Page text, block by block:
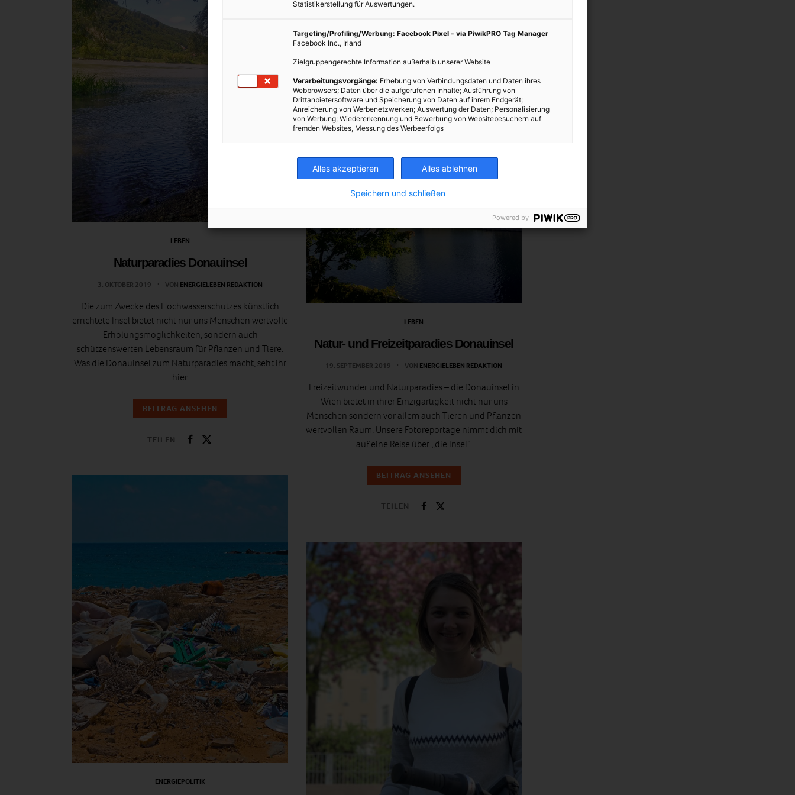
LEBEN
Naturparadies Donauinsel
3. OKTOBER 2019 VON ENERGIELEBEN REDAKTION
Die zum Zwecke des Hochwasserschutzes künstlich
errichtete Insel bietet nicht nur uns Menschen wertvolle
Erholungsmöglichkeiten, sondern auch
schützenswerten Lebensraum für Pflanzen und Tiere.
Was die Donauinsel zum Naturparadies macht, seht ihr
hier.
BEITRAG ANSEHEN
TEILEN
ENERGIEPOLITIK
LEBEN
Natur- und Freizeitparadies Donauinsel
19. SEPTEMBER 2019 VON ENERGIELEBEN REDAKTION
Freizeitwunder und Naturparadies – die Donauinsel in
Wien bietet in ihrer Einzigartigkeit nicht nur uns
Menschen sondern vor allem auch Tieren und Pflanzen
wertvollen Raum. Unsere Fotoreportage nimmt dich mit
auf eine Reise über „die Insel“.
BEITRAG ANSEHEN
TEILEN
Statistikerstellung für Auswertungen.
Targeting/Profiling/Werbung: Facebook Pixel - via PiwikPRO Tag Manager
Facebook Inc., Irland
Zielgruppengerechte Information außerhalb unserer Website
Verarbeitungsvorgänge: Erhebung von Verbindungsdaten und Daten ihres
Webbrowsers; Daten über die aufgerufenen Inhalte; Ausführung von
Drittanbietersoftware und Speicherung von Daten auf ihrem Endgerät;
Anreicherung von Werbenetzwerken; Auswertung der Daten; Personalisierung
von Werbung; Wiedererkennung und Bewerbung von Websitebesuchern auf
fremden Websites, Messung des Werbeerfolgs
Alles akzeptieren Alles ablehnen
Speichern und schließen
Powered by